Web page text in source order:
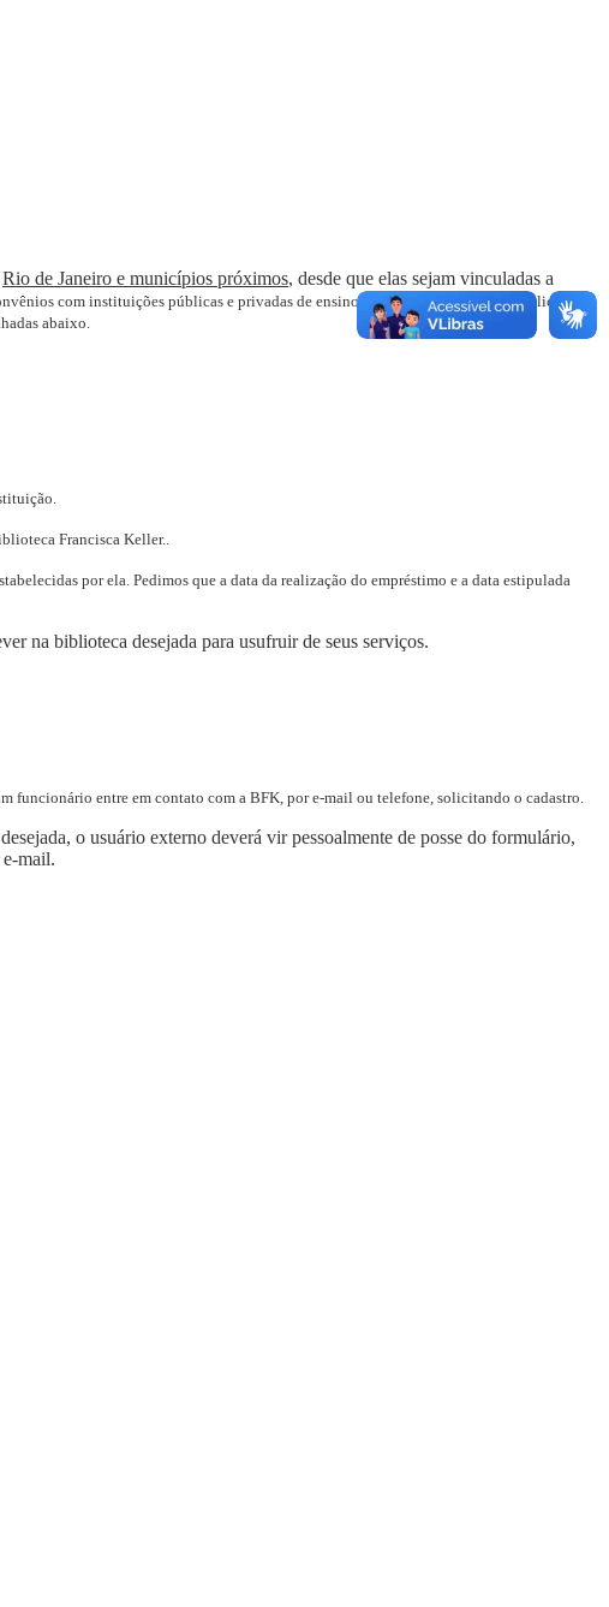
Rio de Janeiro e municípios próximos, desde que elas sejam vinculadas a
com instituições públicas e privadas de ensino, além de outros órgãos públicos e
abaixo.
Francisca Keller..
por ela. Pedimos que a data da realização do empréstimo e a data estipulada
na biblioteca desejada para usufruir de seus serviços.
funcionário entre em contato com a BFK, por e-mail ou telefone, solicitando o cadastro.
o usuário externo deverá vir pessoalmente de posse do formulário,
mail.